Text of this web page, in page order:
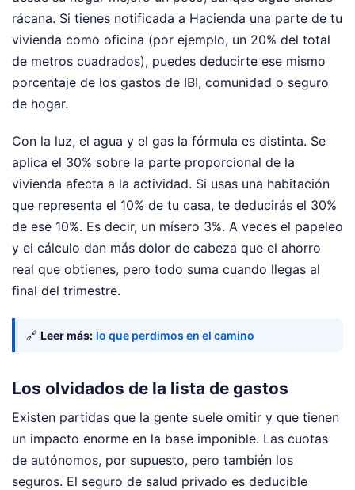
rácana. Si tienes notificada a Hacienda una parte de tu
vivienda como oficina (por ejemplo, un 20% del total
de metros cuadrados), puedes deducirte ese mismo
porcentaje de los gastos de IBI, comunidad o seguro
de hogar.
Con la luz, el agua y el gas la fórmula es distinta. Se
aplica el 30% sobre la parte proporcional de la
vivienda afecta a la actividad. Si usas una habitación
que representa el 10% de tu casa, te deducirás el 30%
de ese 10%. Es decir, un mísero 3%. A veces el papeleo
y el cálculo dan más dolor de cabeza que el ahorro
real que obtienes, pero todo suma cuando llegas al
final del trimestre.
🔗 Leer más: lo que perdimos en el camino
Los olvidados de la lista de gastos
Existen partidas que la gente suele omitir y que tienen
un impacto enorme en la base imponible. Las cuotas
de autónomos, por supuesto, pero también los
seguros. El seguro de salud privado es deducible